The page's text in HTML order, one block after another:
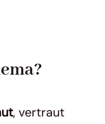
, vertraut